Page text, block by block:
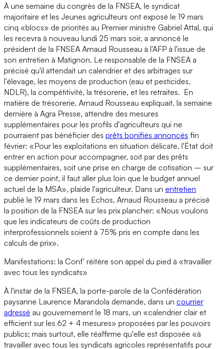
À une semaine du congrès de la FNSEA, le syndicat
majoritaire et les Jeunes agriculteurs ont exposé le 19 mars
cinq «blocs» de priorités au Premier ministre Gabriel Attal, qui
les recevra à nouveau lundi 25 mars soir, a annoncé le
président de la FNSEA Arnaud Rousseau à l'AFP à l'issue de
son entretien à Matignon. Le responsable de la FNSEA a
précisé qu'il attendait un calendrier et des arbitrages sur
l'élevage, les moyens de production (eau et pesticides,
NDLR), la compétitivité, la trésorerie, et les retraites. En
matière de trésorerie, Arnaud Rousseau expliquait, la semaine
dernière à Agra Presse, attendre des mesures
supplémentaires pour les profils d'agriculteurs qui ne
pourraient pas bénéficier des prêts bonifiés annoncés fin
février: «Pour les exploitations en situation délicate, l'État doit
entrer en action pour accompagner, soit par des prêts
supplémentaires, soit une prise en charge de cotisation – sur
ce dernier point, il faut aller plus loin que le budget annuel
actuel de la MSA», plaide l'agriculteur. Dans un entretien
publié le 19 mars dans les Echos, Arnaud Rousseau a précisé
la position de la FNSEA sur les prix plancher: «Nous voulons
que les indicateurs de coûts de production
interprofessionnels soient à 75% pris en compte dans les
calculs de prix».
Manifestations: la Conf' réitère son appel du pied à «travailler
avec tous les syndicats»
À l'instar de la FNSEA, la porte-parole de la Confédération
paysanne Laurence Marandola demande, dans un courrier
adressé au gouvernement le 18 mars, un «calendrier clair et
efficient sur les 62 + 4 mesures» proposées par les pouvoirs
publics; mais surtout, elle réaffirme qu'elle est disposée «à
travailler avec tous les syndicats agricoles représentatifs pour